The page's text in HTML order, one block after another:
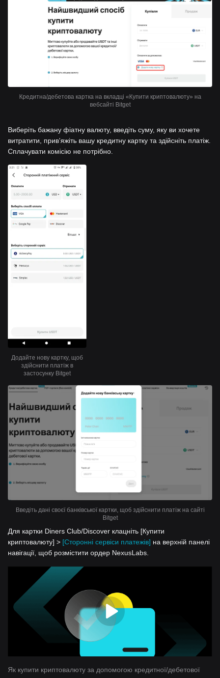
Кредитна/дебетова картка на вкладці «Купити криптовалюту» на
вебсайті Bitget
Виберіть бажану фіатну валюту, введіть суму, яку ви хочете
витратити, привʼяжіть вашу кредитну картку та здійсніть платіж.
Сплачувати комісію не потрібно.
Додайте нову картку, щоб
здійснити платіж в
застосунку Bitget
Введіть дані своєї банківської картки, щоб здійснити платіж на сайті
Bitget
Для картки Diners Club/Discover клацніть [Купити
криптовалюту] > [Сторонні сервіси платежів] на верхній панелі
навігації, щоб розмістити ордер NexusLabs.
Як купити криптовалюту за допомогою кредитної/дебетової